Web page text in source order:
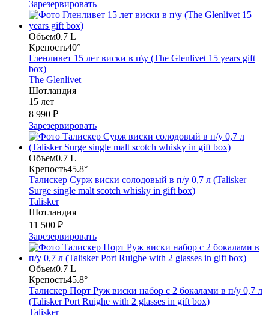
Зарезервировать
Объем0.7 L
Крепость40°
Гленливет 15 лет виски в п\у (The Glenlivet 15 years gift
box)
The Glenlivet
Шотландия
15 лет
8 990 ₽
Зарезервировать
Объем0.7 L
Крепость45.8°
Талискер Сурж виски солодовый в п/у 0,7 л (Talisker
Surge single malt scotch whisky in gift box)
Talisker
Шотландия
11 500 ₽
Зарезервировать
Объем0.7 L
Крепость45.8°
Талискер Порт Руж виски набор с 2 бокалами в п/у 0,7 л
(Talisker Port Ruighe with 2 glasses in gift box)
Talisker